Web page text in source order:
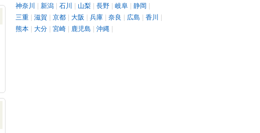
神奈川 | 新潟 | 石川 | 山梨 | 長野 | 岐阜 | 静岡 |
三重 | 滋賀 | 京都 | 大阪 | 兵庫 | 奈良 | 広島 | 香川 |
熊本 | 大分 | 宮崎 | 鹿児島 | 沖縄 |